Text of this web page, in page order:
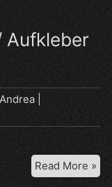
Aufkleber
Andrea
Read More »